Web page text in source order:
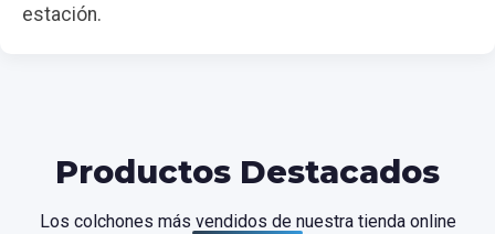
estación.
Productos Destacados
Los colchones más vendidos de nuestra tienda online